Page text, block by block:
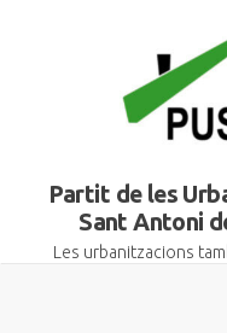
Partit de les
Sant Antoni
Les urbanitzacions